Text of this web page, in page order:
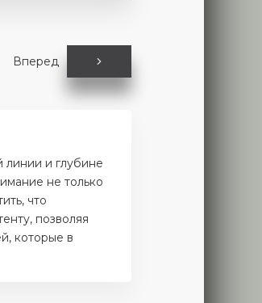
Вперед
линии и глубине
не только
что
позволяя
которые в